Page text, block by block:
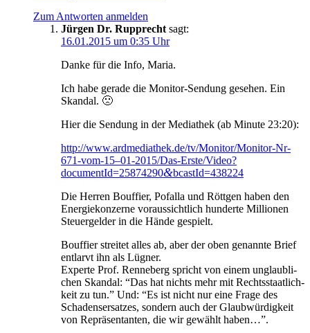
Zum Antworten anmelden
Jürgen Dr. Rupprecht sagt:
16.01.2015 um 0:35 Uhr
Dan­ke für die Info, Maria.
Ich habe gera­de die Moni­tor-Sen­dung gese­hen. Ein
Skandal. 🙁
Hier die Sen­dung in der Media­thek (ab Minu­te 23:20):
http://www.ardmediathek.de/tv/Monitor/Monitor-Nr-
671-vom-15–01-2015/Das-Erste/Video?
documentId=25874290&bcastId=438224
Die Her­ren Bouf­fier, Pofalla und Rött­gen haben den
Ener­gie­kon­zer­ne vor­aus­sicht­lich hun­der­te Mil­lio­nen
Steu­er­gel­der in die Hän­de gespielt.
Bouf­fier strei­tet alles ab, aber der oben genann­te Brief
ent­larvt ihn als Lügner.
Exper­te Prof. Renn­eberg spricht von einem unglaub­li­
chen Skan­dal: “Das hat nichts mehr mit Rechts­staat­lich­
keit zu tun.” Und: “Es ist nicht nur eine Fra­ge des
Scha­dens­er­sat­zes, son­dern auch der Glaub­wür­dig­keit
von Reprä­sen­tan­ten, die wir gewählt haben…”.